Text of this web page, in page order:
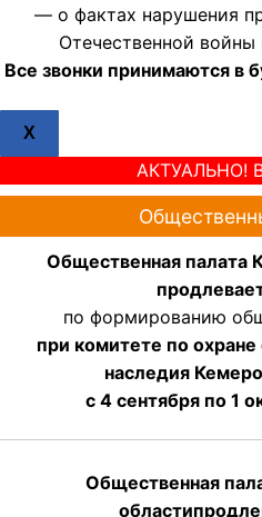
— о фактах нарушения
Отечественной
Все звонки принимаются в
X
АКТУАЛЬНО!
Общественная палата
по формированию
при комитете по охране
наследия
с 4 сентября по 1
Общественная
области